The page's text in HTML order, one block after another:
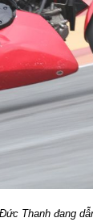
Thanh đang